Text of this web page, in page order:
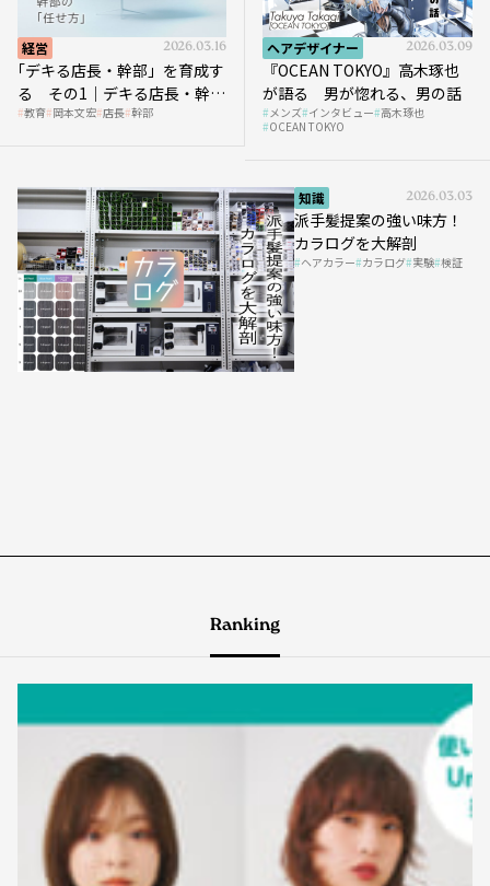
経営 2026.03.16
｢デキる店長・幹部」を育成す
る その1｜デキる店長・幹部
の「任せ方」
教育 岡本文宏 店長 幹部
ヘアデザイナー 2026.03.09
『OCEAN TOKYO』高木琢也
が語る 男が惚れる、男の話
メンズ インタビュー 高木琢也
OCEAN TOKYO
知識 2026.03.03
派手髪提案の強い味方！
カラログを大解剖
ヘアカラー カラログ 実験 検証
Ranking